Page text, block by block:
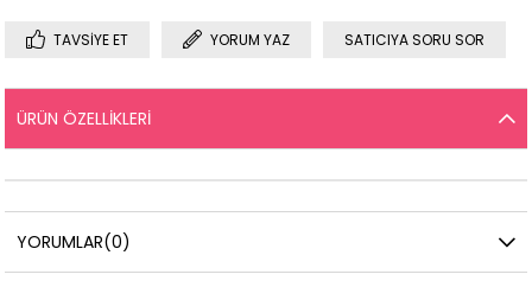
TAVSIYE ET YORUM YAZ SATICIYA SORU SOR
ÜRÜN ÖZELLIKLERI
YORUMLAR(0)